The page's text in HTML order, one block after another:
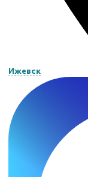
Ижевск